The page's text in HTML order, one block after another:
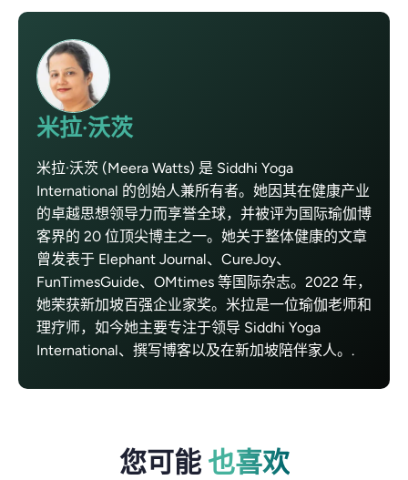
米拉·沃茨
米拉·沃茨 (Meera Watts) 是 Siddhi Yoga
International 的创始人兼所有者。她因其在健康产业
的卓越思想领导力而享誉全球，并被评为国际瑜伽博
客界的 20 位顶尖博主之一。她关于整体健康的文章
曾发表于 Elephant Journal、CureJoy、
FunTimesGuide、OMtimes 等国际杂志。2022 年，
她荣获新加坡百强企业家奖。米拉是一位瑜伽老师和
理疗师，如今她主要专注于领导 Siddhi Yoga
International、撰写博客以及在新加坡陪伴家人。.
您可能 也喜欢